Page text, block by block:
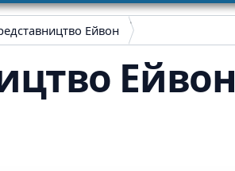
Ейвон
Ейвон